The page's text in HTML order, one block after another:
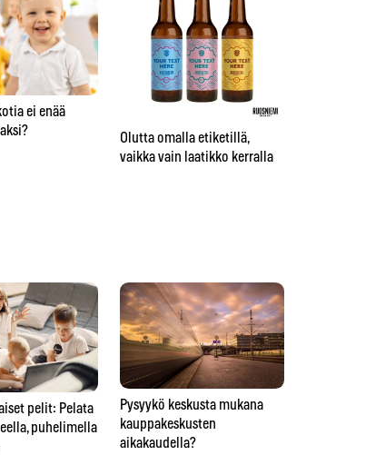
ei enää
pelit: Pelata
puhelimella
Olutta omalla etiketillä,
vaikka vain laatikko kerralla
Pysyykö keskusta mukana
kauppakeskusten
aikakaudella?